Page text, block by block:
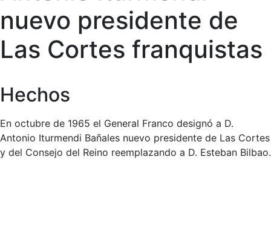
nuevo presidente de
Las Cortes franquistas
Hechos
En octubre de 1965 el General Franco designó a D.
Antonio Iturmendi Bañales nuevo presidente de Las Cortes
y del Consejo del Reino reemplazando a D. Esteban Bilbao.